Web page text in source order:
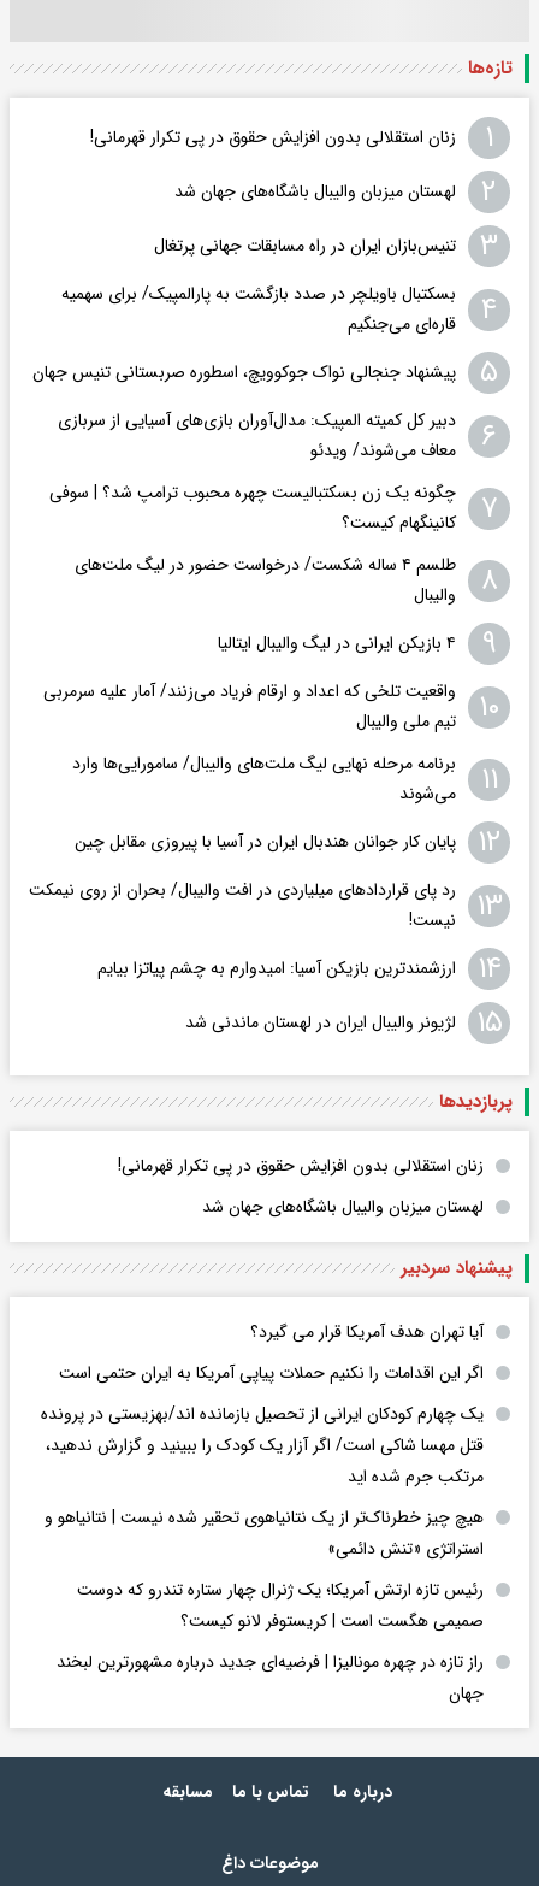
تازه‌ها
۱ زنان استقلالی بدون افزایش حقوق در پی تکرار قهرمانی!
۲ لهستان میزبان والیبال باشگاه‌های جهان شد
۳ تنیس‌بازان ایران در راه مسابقات جهانی پرتغال
۴
بسکتبال باویلچر در صدد بازگشت به پارالمپیک/ برای سهمیه
قاره‌ای می‌جنگیم
۵ پیشنهاد جنجالی نواک جوکوویچ، اسطوره صربستانی تنیس جهان
۶
دبیر کل کمیته المپیک: مدال‌آوران بازی‌های آسیایی از سربازی
معاف می‌شوند/ ویدئو
۷
چگونه یک زن بسکتبالیست چهره محبوب ترامپ شد؟ | سوفی
کانینگهام کیست؟
۸
طلسم ۴ ساله شکست/ درخواست حضور در لیگ ملت‌های
والیبال
۹ ۴ بازیکن ایرانی در لیگ والیبال ایتالیا
۱۰
واقعیت تلخی که اعداد و ارقام فریاد می‌زنند/ آمار علیه سرمربی
تیم ملی والیبال
۱۱
برنامه مرحله نهایی لیگ ملت‌های والیبال/ سامورایی‌ها وارد
می‌شوند
۱۲ پایان کار جوانان هندبال ایران در آسیا با پیروزی مقابل چین
۱۳
رد پای قراردادهای میلیاردی در افت والیبال/ بحران از روی نیمکت
نیست!
۱۴ ارزشمندترین بازیکن آسیا: امیدوارم به چشم پیاتزا بیایم
۱۵ لژیونر والیبال ایران در لهستان ماندنی شد
پربازدید‌ها
زنان استقلالی بدون افزایش حقوق در پی تکرار قهرمانی!
لهستان میزبان والیبال باشگاه‌های جهان شد
پیشنهاد سردبیر
آیا تهران هدف آمریکا قرار می گیرد؟
اگر این اقدامات را نکنیم حملات پیاپی آمریکا به ایران حتمی است
یک چهارم کودکان ایرانی از تحصیل بازمانده اند/بهزیستی در پرونده
قتل مهسا شاکی است/ اگر آزار یک کودک را ببینید و گزارش ندهید،
مرتکب جرم شده اید
هیچ چیز خطرناک‌تر از یک نتانیاهوی تحقیر شده نیست | نتانیاهو و
استراتژی «تنش دائمی»
رئیس تازه ارتش آمریکا؛ یک ژنرال چهار ستاره تندرو که دوست
صمیمی هگست است | کریستوفر لانو کیست؟
راز تازه در چهره مونالیزا | فرضیه‌ای جدید درباره مشهورترین لبخند
جهان
درباره ما تماس با ما مسابقه
موضوعات داغ